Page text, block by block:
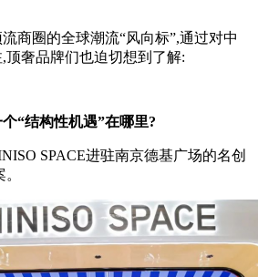
商圈的全球潮流“风向标”,通过对中
顶奢品牌们也迫切想到了解:
“结构性机遇”在哪里?
SPACE进驻南京德基广场的名创